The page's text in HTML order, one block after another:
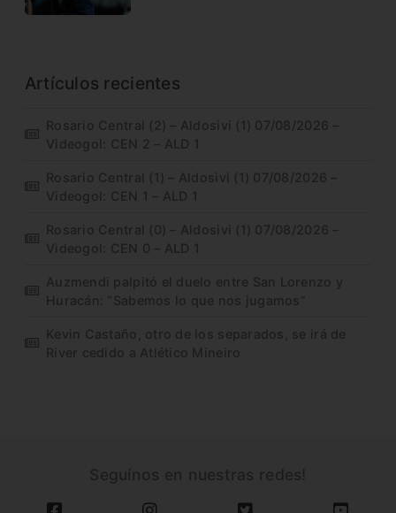
Artículos recientes
Rosario Central (2) – Aldosivi (1) 07/08/2026 –
Videogol: CEN 2 – ALD 1
Rosario Central (1) – Aldosivi (1) 07/08/2026 –
Videogol: CEN 1 – ALD 1
Rosario Central (0) – Aldosivi (1) 07/08/2026 –
Videogol: CEN 0 – ALD 1
Auzmendi palpitó el duelo entre San Lorenzo y
Huracán: “Sabemos lo que nos jugamos”
Kevin Castaño, otro de los separados, se irá de
River cedido a Atlético Mineiro